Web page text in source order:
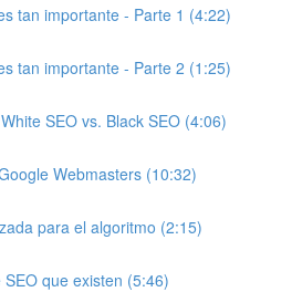
tan importante - Parte 1 (4:22)
tan importante - Parte 2 (1:25)
SEO vs. Black SEO (4:06)
Webmasters (10:32)
para el algoritmo (2:15)
que existen (5:46)